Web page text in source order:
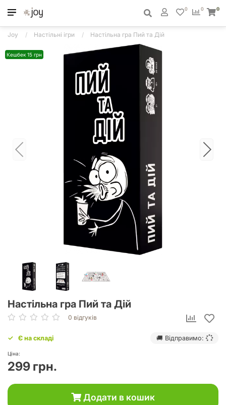
0
0 0
Joy Настільні ігри Настільна гра Пий та Дій
Кешбек 15 грн
Настільна гра Пий та Дій
0 відгуків
Є на складі 🚚 Відправимо:
Ціна:
299 грн.
Додати в кошик